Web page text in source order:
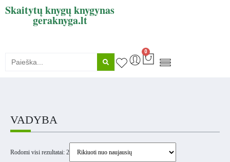
Skaitytų knygų knygynas
geraknyga.lt
0
VADYBA
Rodomi visi rezultatai: 2